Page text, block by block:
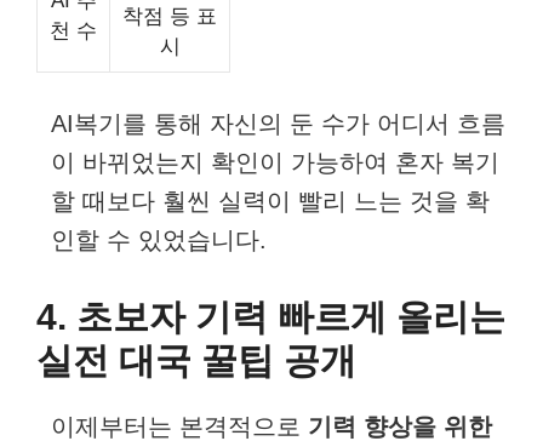
천 수
착점 등 표
시
AI복기를 통해 자신의 둔 수가 어디서 흐름
이 바뀌었는지 확인이 가능하여 혼자 복기
할 때보다 훨씬 실력이 빨리 느는 것을 확
인할 수 있었습니다.
4. 초보자 기력 빠르게 올리는
실전 대국 꿀팁 공개
이제부터는 본격적으로 기력 향상을 위한